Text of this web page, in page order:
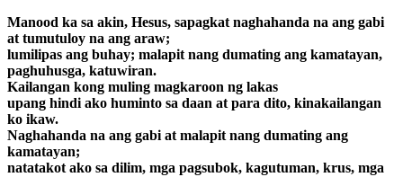
Manood ka sa akin, Hesus, sapagkat naghahanda na ang gabi
at tumutuloy na ang araw;
lumilipas ang buhay; malapit nang dumating ang kamatayan,
paghuhusga, katuwiran.
Kailangan kong muling magkaroon ng lakas
upang hindi ako huminto sa daan at para dito, kinakailangan
ko ikaw.
Naghahanda na ang gabi at malapit nang dumating ang
kamatayan;
natatakot ako sa dilim, mga pagsubok, kagutuman, krus, mga